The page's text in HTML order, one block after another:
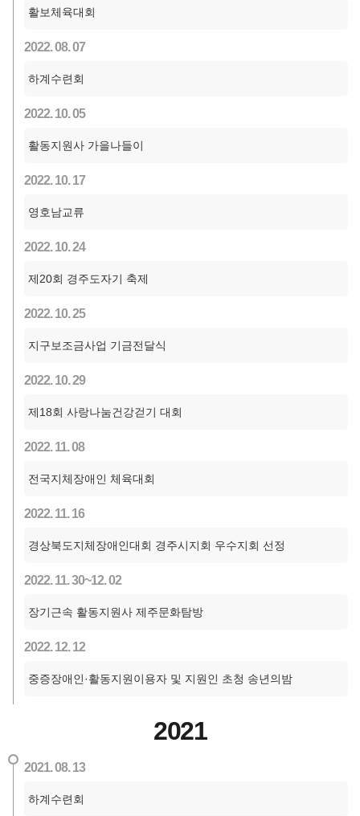
활보체육대회
2022. 08. 07
하계수련회
2022. 10. 05
활동지원사 가을나들이
2022. 10. 17
영호남교류
2022. 10. 24
제20회 경주도자기 축제
2022. 10. 25
지구보조금사업 기금전달식
2022. 10. 29
제18회 사랑나눔건강걷기 대회
2022. 11. 08
전국지체장애인 체육대회
2022. 11. 16
경상북도지체장애인대회 경주시지회 우수지회 선정
2022. 11. 30~12. 02
장기근속 활동지원사 제주문화탐방
2022. 12. 12
중증장애인·활동지원이용자 및 지원인 초청 송년의밤
2021
2021. 08. 13
하계수련회